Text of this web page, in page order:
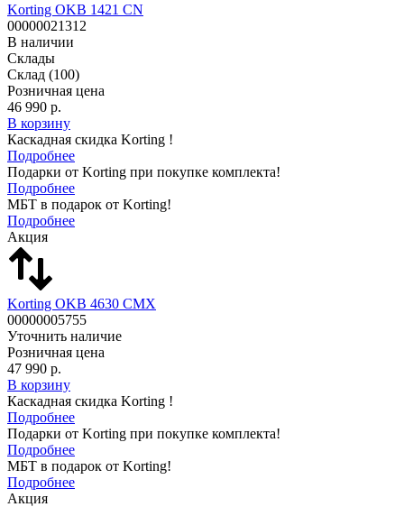
Korting OKB 1421 CN
00000021312
В наличии
Склады
Склад (100)
Розничная цена
46 990 р.
В корзину
Каскадная скидка Korting !
Подробнее
Подарки от Korting при покупке комплекта!
Подробнее
МБТ в подарок от Korting!
Подробнее
Акция
Korting OKB 4630 CMX
00000005755
Уточнить наличие
Розничная цена
47 990 р.
В корзину
Каскадная скидка Korting !
Подробнее
Подарки от Korting при покупке комплекта!
Подробнее
МБТ в подарок от Korting!
Подробнее
Акция